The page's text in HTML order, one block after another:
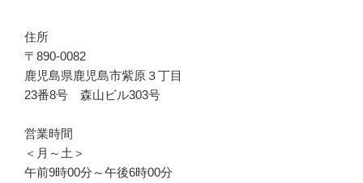
住所
〒890-0082
鹿児島県鹿児島市紫原３丁目
23番8号 森山ビル303号
営業時間
＜月～土＞
午前9時00分～午後6時00分